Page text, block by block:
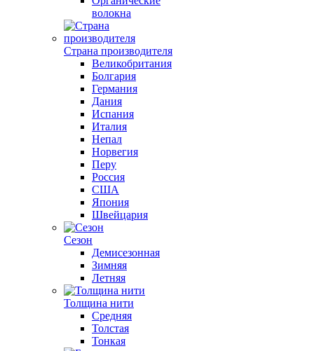
волокна
Страна производителя
Великобритания
Болгария
Германия
Дания
Испания
Италия
Непал
Норвегия
Перу
Россия
США
Япония
Швейцария
Сезон
Демисезонная
Зимняя
Летняя
Толщина нити
Средняя
Толстая
Тонкая